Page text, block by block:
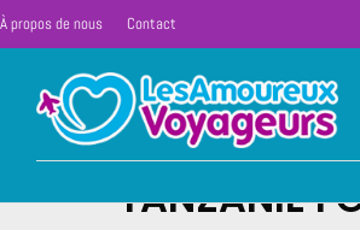
À propos de nous Contact
TANZANIE